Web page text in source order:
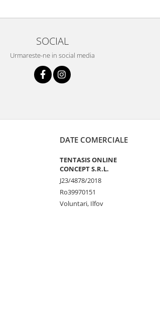
SOCIAL
Urmareste-ne in social media
DATE COMERCIALE
TENTASIS ONLINE
CONCEPT S.R.L.
J23/4878/2018
Ro39970151
Voluntari, Ilfov